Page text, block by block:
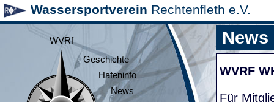
Wassersportverein Rechtenfleth e.V.
WVRf
Geschichte
Hafeninfo
News
News
WVRF
Für